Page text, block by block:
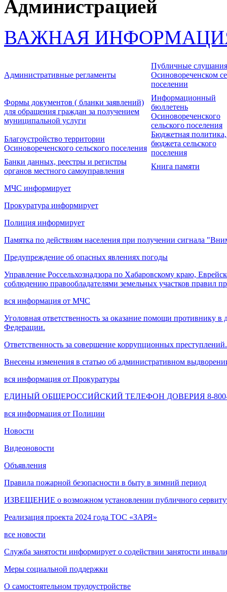
Администрацией
ВАЖНАЯ
Административные регламенты
Публичные
Осиновореченском
поселении
Формы документов ( бланки заявлений)
для обращения граждан за получением
муниципальной услуги
Информационный
бюллетень
Осиновореченского
сельского поселения
Благоустройство территории
Осиновореченского сельского поселения
Бюджетная
бюджета сельского
поселения
Банки данных, реестры и регистры
органов местного самоуправления
Книга памяти
МЧС информирует
Прокуратура информирует
Полиция информирует
Памятка по действиям населения при получении сигнала
Предупреждение об опасных явлениях погоды
Управление Россельхознадзора по Хабаровскому краю,
соблюдению правообладателями земельных участков правил
вся информация от МЧС
Уголовная ответственность за оказание помощи противнику
Федерации.
Ответственность за совершение коррупционных преступлений.
Внесены изменения в статью об административном
вся информация от Прокуратуры
ЕДИНЫЙ ОБЩЕРОССИЙСКИЙ ТЕЛЕФОН ДОВЕРИЯ 8-800-
вся информация от Полиции
Новости
Видеоновости
Объявления
Правила пожарной безопасности в быту в зимний период
ИЗВЕЩЕНИЕ о возможном установлении публичного
Реализация проекта 2024 года ТОС «ЗАРЯ»
все новости
Служба занятости информирует о содействии занятости
Меры социальной поддержки
О самостоятельном трудоустройстве